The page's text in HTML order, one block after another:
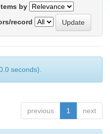
by
record
seconds).
previous 1 next